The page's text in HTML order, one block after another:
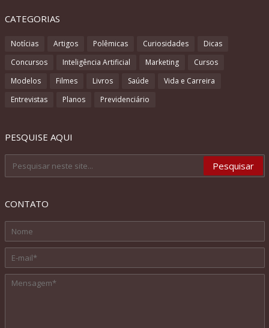
CATEGORIAS
Notícias Artigos Polêmicas Curiosidades
Dicas
Concursos
Inteligência Artificial Marketing
Cursos
Modelos
Filmes Livros Saúde
Vida e Carreira
Entrevistas
Planos Previdenciário
PESQUISE AQUI
CONTATO